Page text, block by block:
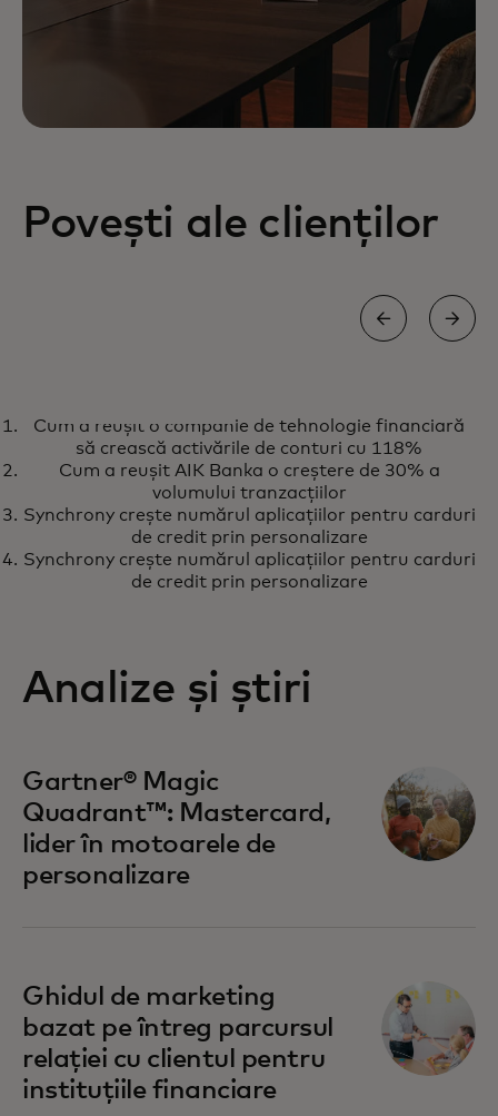
Povești ale clienților
Personalizarea experienței de
cumpărături în doar șase luni, cu
Sweaty Betty
Află mai multeopens in a new tab
Cum a reușit o companie de tehnologie financiară
să crească activările de conturi cu 118%
Cum a reușit AIK Banka o creștere de 30% a
volumului tranzacțiilor
Synchrony crește numărul aplicațiilor pentru carduri
de credit prin personalizare
Synchrony crește numărul aplicațiilor pentru carduri
de credit prin personalizare
Analize și știri
Gartner® Magic
Quadrant™: Mastercard,
lider în motoarele de
personalizare
opens in a new tab
Ghidul de marketing
bazat pe întreg parcursul
relației cu clientul pentru
instituțiile financiare
opens in a new tab